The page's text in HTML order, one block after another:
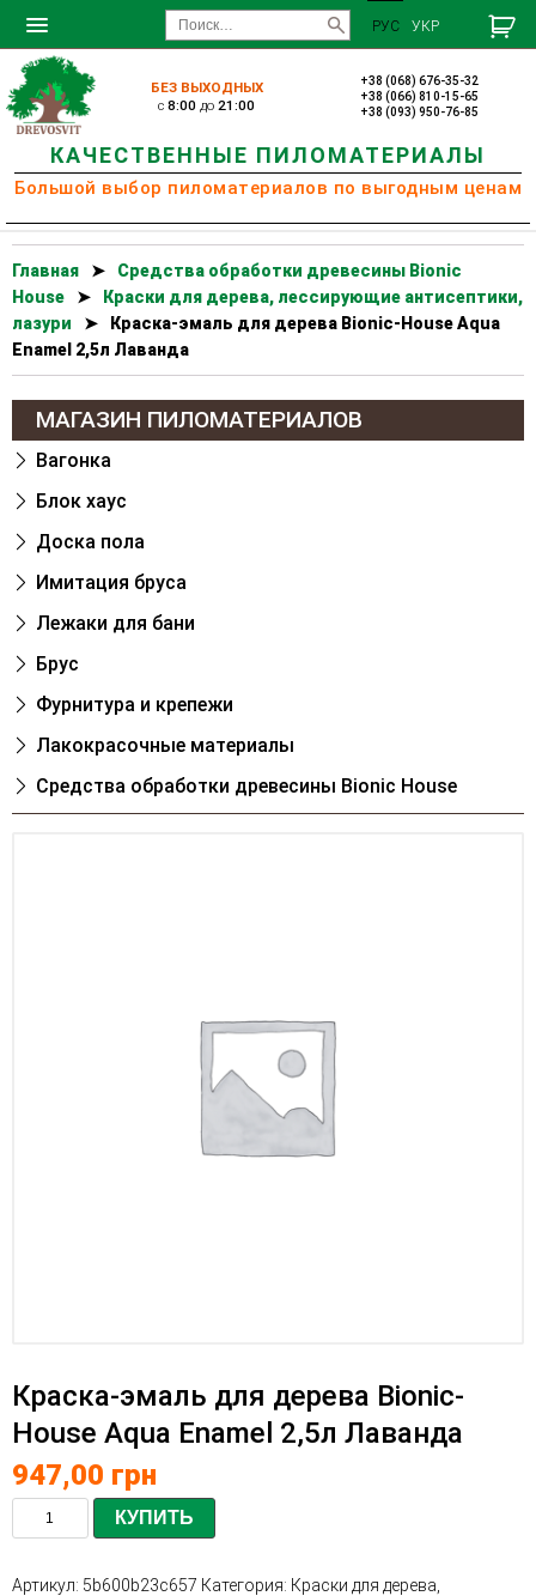
РУС УКР
БЕЗ ВЫХОДНЫХ
c8:00 до21:00
+38 (068) 676-35-32
+38 (066) 810-15-65
+38 (093) 950-76-85
КАЧЕСТВЕННЫЕ ПИЛОМАТЕРИАЛЫ
Большой выбор пиломатериалов по выгодным ценам
Главная ➤
Cредства обработки древесины Bionic
House
➤
Краски для дерева, лессирующие антисептики,
лазури
➤
Краска-эмаль для дерева Bionic-House Aqua
Enamel 2,5л Лаванда
МАГАЗИН ПИЛОМАТЕРИАЛОВ
Вагонка
Блок хаус
Доска пола
Имитация бруса
Лежаки для бани
Брус
Фурнитура и крепежи
Лакокрасочные материалы
Cредства обработки древесины Bionic House
Краска-эмаль для дерева Bionic-
House Aqua Enamel 2,5л Лаванда
947,00 грн
КУПИТЬ
Артикул: 5b600b23c657 Категория: Краски для дерева,